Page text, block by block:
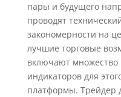
пары и будущего
проводят
закономерности на
лучшие торговые
включают множество
индикаторов для
платформы. Трейдер